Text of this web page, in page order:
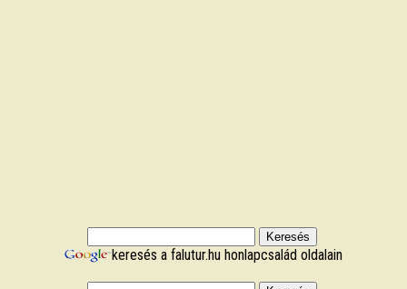
keresés a falutur.hu honlapcsalád oldalain